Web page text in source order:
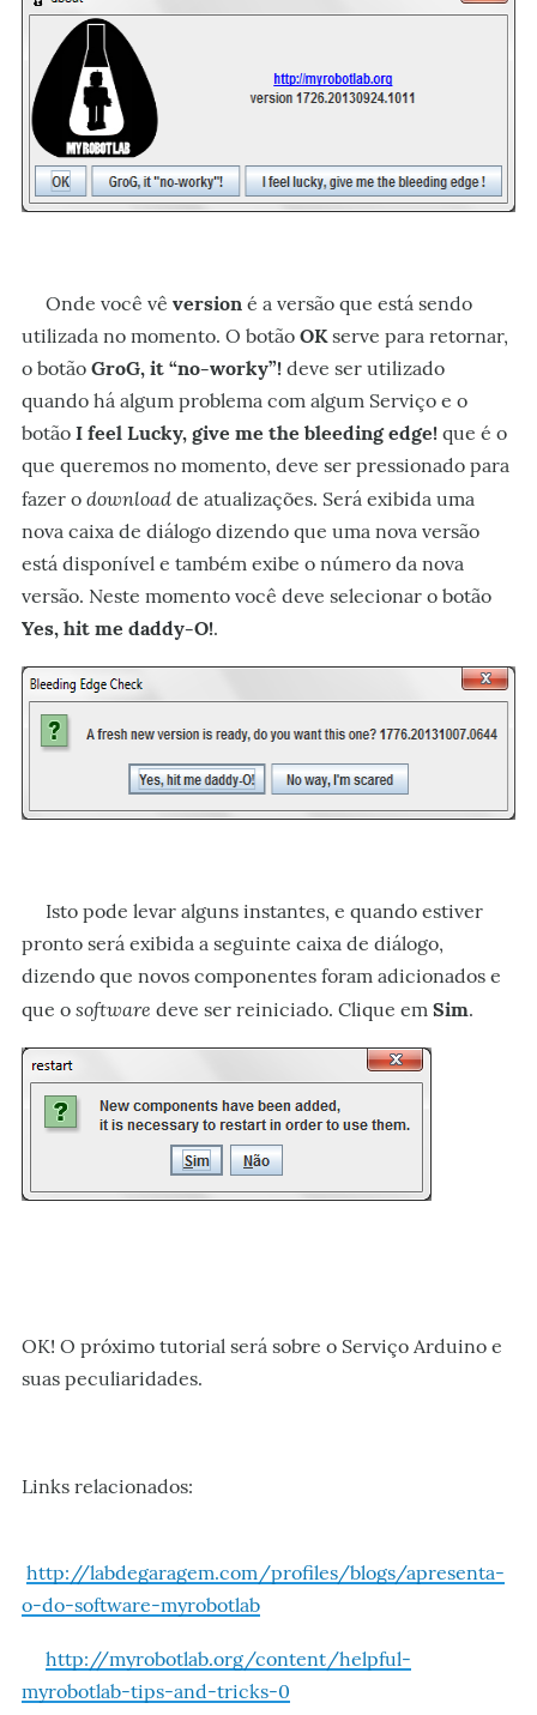
Onde você vê version é a versão que está sendo
utilizada no momento. O botão OKserve para retornar,
o botão GroG, it “no-worky”! deve ser utilizado
quando há algum problema com algum Serviço e o
botão I feel Lucky, give me the bleeding edge! que é o
que queremos no momento, deve ser pressionado para
fazer o download de atualizações. Será exibida uma
nova caixa de diálogo dizendo que uma nova versão
está disponível e também exibe o número da nova
versão. Neste momento você deve selecionar o botão
Yes, hit me daddy-O!.
Isto pode levar alguns instantes, e quando estiver
pronto será exibida a seguinte caixa de diálogo,
dizendo que novos componentes foram adicionados e
que o software deve ser reiniciado. Clique em Sim.
OK! O próximo tutorial será sobre o Serviço Arduino e
suas peculiaridades.
Links relacionados:
http://labdegaragem.com/profiles/blogs/apresenta-
o-do-software-myrobotlab
http://myrobotlab.org/content/helpful-
myrobotlab-tips-and-tricks-0